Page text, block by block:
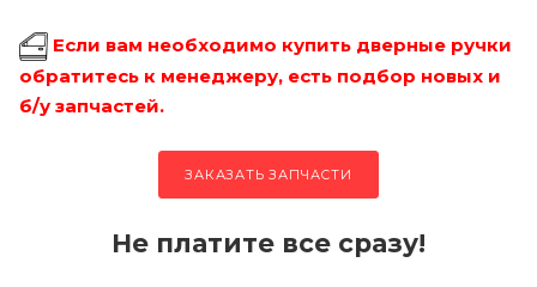
Если вам необходимо купить дверные ручки
обратитесь к менеджеру, есть подбор новых и
б/у запчастей.
ЗАКАЗАТЬ ЗАПЧАСТИ
Не платите все сразу!